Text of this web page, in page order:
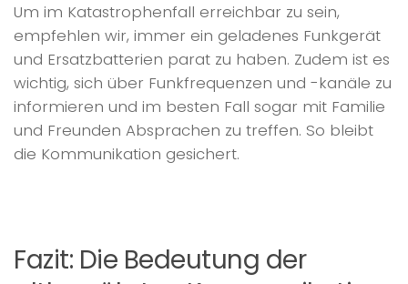
Um im Katastrophenfall erreichbar zu sein,
empfehlen wir, immer ein geladenes Funkgerät
und Ersatzbatterien parat zu haben. Zudem ist es
wichtig, sich über Funkfrequenzen und -kanäle zu
informieren und im besten Fall sogar mit Familie
und Freunden Absprachen zu treffen. So bleibt
die Kommunikation gesichert.
Fazit: Die Bedeutung der